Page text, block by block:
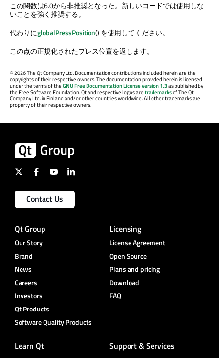
この関数は6.0から非推奨となった。新しいコードでは使用しな
いことを強く推奨する。
代わりにglobalPressPosition() を使用してください。
この点の正規化されたプレス位置を返します。
©2026 The Qt Company Ltd. Documentation contributions included herein are the
copyrights of their respective owners. The documentation provided herein is licensed
under the terms of theGNU Free Documentation License version 1.3as published by
the Free Software Foundation. Qt and respective logos aretrademarksof The Qt
Company Ltd. in Finland and/or other countries worldwide. All other trademarks are
property of their respective owners.
Contact Us
Qt Group
Our Story
Brand
News
Careers
Investors
Qt Products
Software Quality Products
Licensing
License Agreement
Open Source
Plans and pricing
Download
FAQ
Learn Qt Support & Services